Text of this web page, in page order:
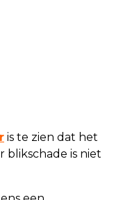
is te zien dat het
blikschade is niet